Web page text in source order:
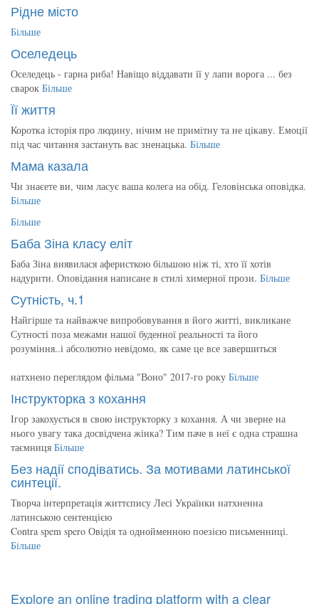
Рідне місто
Більше
Оселедець
Оселедець - гарна риба! Навіщо віддавати її у лапи ворога ... без
сварок Більше
Її життя
Коротка історія про людину, нічим не примітну та не цікаву. Емоції
під час читання застануть вас зненацька. Більше
Мама казала
Чи знаєете ви, чим ласує ваша колега на обід. Геловінська оповідка.
Більше
Більше
Баба Зіна класу еліт
Баба Зіна виявилася аферисткою більшою ніж ті, хто її хотів
надурити. Оповідання написане в стилі химерної прози. Більше
Сутність, ч.1
Найгірше та найважче випробовування в його житті, викликане
Сутності поза межами нашої буденної реальності та його
розуміння..і абсолютно невідомо, як саме це все завершиться
натхнено переглядом фільма "Воно" 2017-го року Більше
Інструкторка з кохання
Ігор закохується в свою інструкторку з кохання. А чи зверне на
нього увагу така досвідчена жінка? Тим паче в неї є одна страшна
таємниця Більше
Без надії сподіватись. За мотивами латинської
синтеції.
Творча інтерпретація життєпису Лесі Українки натхненна
латинською сентенцією
Contra spem spero Овідія та однойменною поезією письменниці.
Більше
Explore an online trading platform with a clear